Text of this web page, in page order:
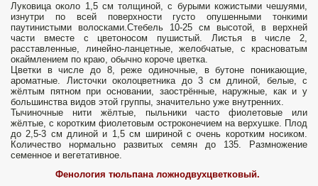
Луковица около 1,5 см толщиной, с бурыми кожистыми чешуями,
изнутри по всей поверхности густо опушенными тонкими
паутинистыми волосками.Стебель 10-25 см высотой, в верхней
части вместе с цветоносом пушистый. Листья в числе 2,
расставленные, линейно-ланцетные, желобчатые, с красноватым
окаймлением по краю, обычно короче цветка.
Цветки в числе до 8, реже одиночные, в бутоне поникающие,
ароматные. Листочки околоцветника до 3 см длиной, белые, с
жёлтым пятном при основании, заострённые, наружные, как и у
большинства видов этой группы, значительно уже внутренних.
Тычиночные нити жёлтые, пыльники часто фиолетовые или
жёлтые, с коротким фиолетовым остроконечием на верхушке. Плод
до 2,5-3 см длиной и 1,5 см шириной с очень коротким носиком.
Количество нормально развитых семян до 135. Размножение
семенное и вегетативное.
Фенология тюльпана ложнодвухцветковый.